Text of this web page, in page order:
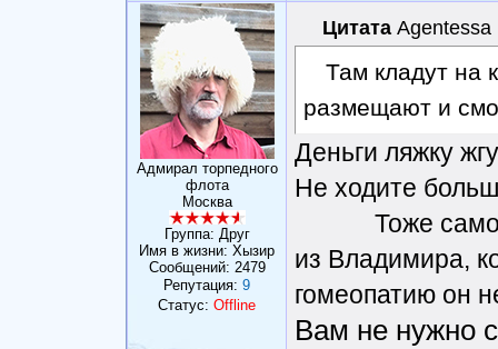
Адмирал торпедного
флота
Москва
Группа: Друг
Имя в жизни: Хызир
Сообщений: 2479
Репутация: 9
Статус: Offline
Цитата Agentessa
Там кладут на
размещают и
Деньги ляжку
Не ходите
Тоже самое
из Владимира,
гомеопатию он
Вам не нужно